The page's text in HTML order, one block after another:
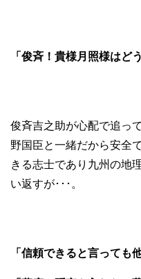
「俊斉！貴様月照様はど
俊斉吉之助が心配で追っ
野国臣と一緒だから安全
きる志士であり九州の地
い返すが･･･。
「信頼できると言っても